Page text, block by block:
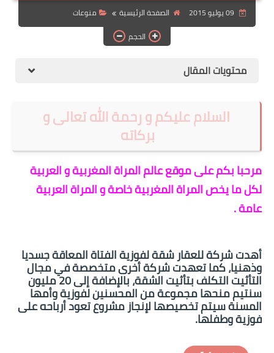
الهجرة
اقتصاد
مطبخ هسا
الصفحة الرئيسية
منوعات
الحجم
محتويات المقال
السلام عليكم و رحمة الله تعالى و
بركاته
مرحبا بكم على موقع عالم المراة المغربية و العربية
لكل ما يخص المراة المغربية خاصة و المراة العربية
عامة .
أهدت شركة للعقار شقة لفوزية الفتاة المعاقة جسديا
وذهنيا، كما تعهدت شركة أخرى متخصصة في مجال
التأثيت التكلف بتأثيت الشقة، بالإضافة إلى 20 مليون
سنتيم منحها مجموعة من المحسنين لفوزية وأمها
المسنة سيتم تخصيصها لإنجاز مشروع تعود أرباحه على
فوزية وطفلها.